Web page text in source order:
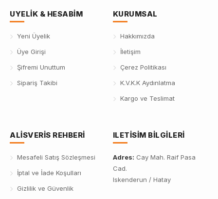
UYELIK & HESABIM
Yeni Üyelik
Üye Girişi
Şifremi Unuttum
Sipariş Takibi
KURUMSAL
Hakkımızda
İletişim
Çerez Politikası
K.V.K.K Aydınlatma
Kargo ve Teslimat
ALISVERIS REHBERI
Mesafeli Satış Sözleşmesi
İptal ve İade Koşulları
Gizlilik ve Güvenlik
ILETISIM BILGILERI
Adres: Cay Mah. Raif Pasa
Cad.
Iskenderun / Hatay